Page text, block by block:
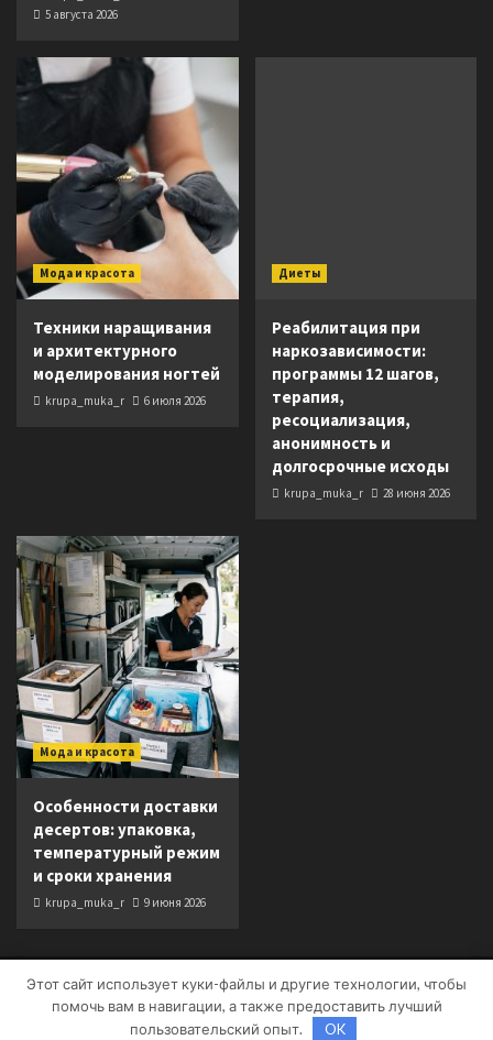
5 августа 2026
Мода и красота
Техники наращивания
и архитектурного
моделирования ногтей
krupa_muka_r 6 июля 2026
Диеты
Реабилитация при
наркозависимости:
программы 12 шагов,
терапия,
ресоциализация,
анонимность и
долгосрочные исходы
krupa_muka_r 28 июня 2026
Мода и красота
Особенности доставки
десертов: упаковка,
температурный режим
и сроки хранения
krupa_muka_r 9 июня 2026
Copyright © Все права защищены.|CoverNewsот AF
themes.
Этот сайт использует куки-файлы и другие технологии, чтобы
помочь вам в навигации, а также предоставить лучший
пользовательский опыт.
OK